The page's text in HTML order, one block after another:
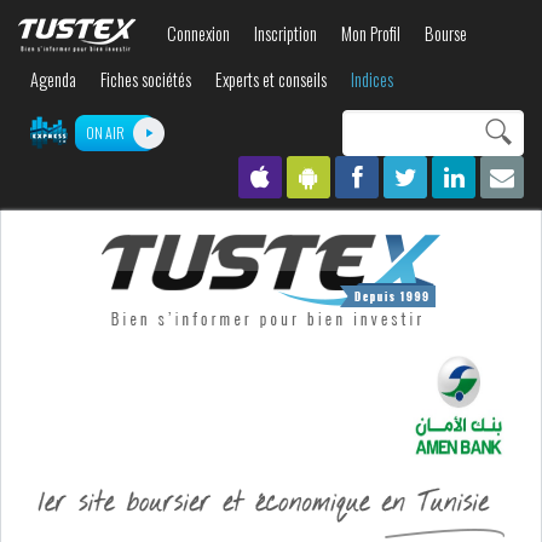
contenu
Connexion Inscription Mon Profil
Bourse
Agenda
Fiches sociétés Experts et conseils Indices
ON AIR
recherche